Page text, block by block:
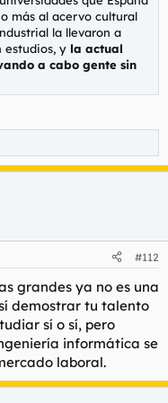
más al acervo cultural
la llevaron a
estudios, y la actual
a cabo gente sin
#112
grandes ya no es una
demostrar tu talento
sí o sí, pero
informática se
laboral.